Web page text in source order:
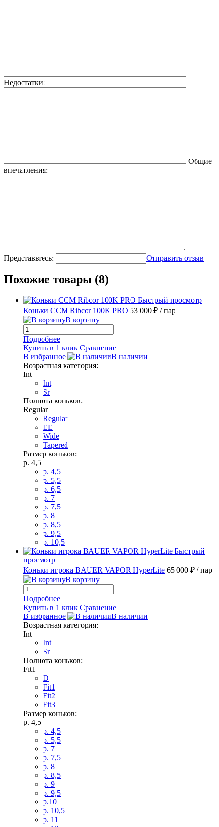
Недостатки:
Общие
впечатления:
Представьтесь: Отправить отзыв
Похожие товары (8)
Быстрый просмотр
Коньки CCM Ribcor 100K PRO 53 000 ₽ / пар
В корзину
Подробнее
Купить в 1 клик Сравнение
В избранное
В наличии
Возрастная категория:
Int
Int
Sr
Полнота коньков:
Regular
Regular
EE
Wide
Tapered
Размер коньков:
p. 4,5
p. 4,5
p. 5,5
p. 6,5
p. 7
p. 7,5
p. 8
p. 8,5
p. 9,5
p. 10,5
Быстрый
просмотр
Коньки игрока BAUER VAPOR HyperLite 65 000 ₽ / пар
В корзину
Подробнее
Купить в 1 клик Сравнение
В избранное
В наличии
Возрастная категория:
Int
Int
Sr
Полнота коньков:
Fit1
D
Fit1
Fit2
Fit3
Размер коньков:
p. 4,5
p. 4,5
p. 5,5
p. 7
p. 7,5
p. 8
p. 8,5
p. 9
p. 9,5
p.10
p. 10,5
p. 11